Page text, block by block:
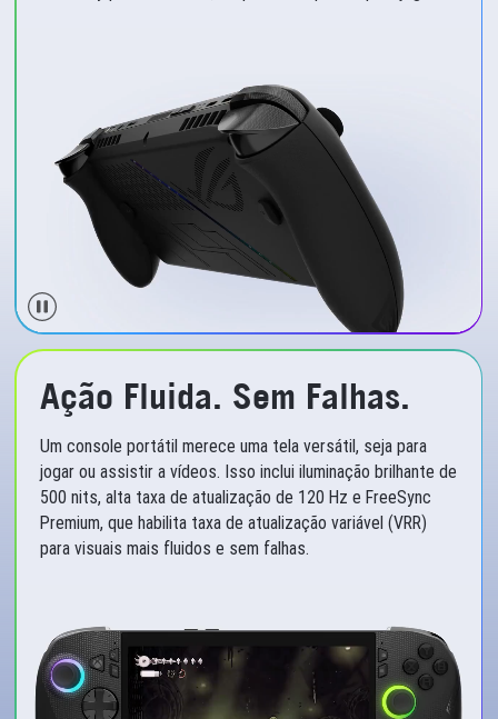
Ação Fluida. Sem Falhas.
Um console portátil merece uma tela versátil, seja para
jogar ou assistir a vídeos. Isso inclui iluminação brilhante de
500 nits, alta taxa de atualização de 120 Hz e FreeSync
Premium, que habilita taxa de atualização variável (VRR)
para visuais mais fluidos e sem falhas.